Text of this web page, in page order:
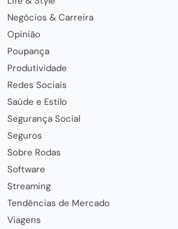
Negócios & Carreira
Opinião
Poupança
Produtividade
Redes Sociais
Saúde e Estilo
Segurança Social
Seguros
Sobre Rodas
Software
Streaming
Tendências de Mercado
Viagens